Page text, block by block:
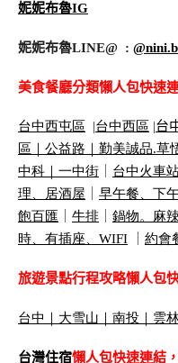
妮妮布魯IG
妮妮布魯LINE@ :
美食餐廳分類懶人包快速
台中西屯區 |台中西區 |台
區｜ 公益路｜ 勤美誠品.草
中科｜ 一中街 台中火車
理、居酒屋
早午餐、下
飽百匯
牛排 鍋物。麻
時、有插座、 WIFI 約會
旅遊景點行程攻略懶人包
台中 大雪山 南投 雲
台灣住宿懶人包快速連結